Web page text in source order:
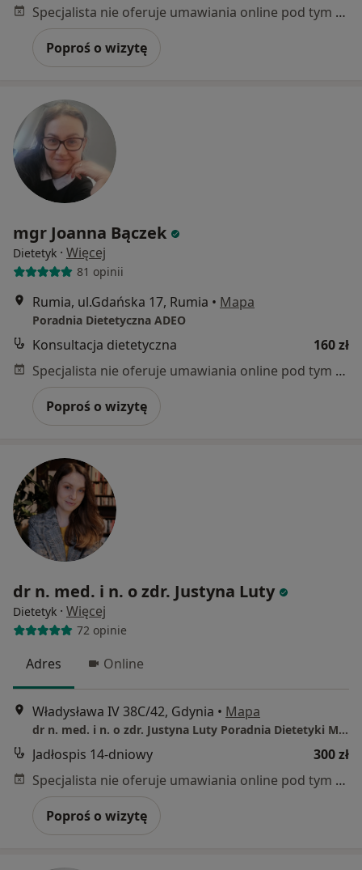
Specjalista nie oferuje umawiania online pod tym adresem.
Poproś o wizytę
mgr Joanna Bączek
Dietetyk · Więcej
81 opinii
Rumia, ul.Gdańska 17, Rumia • Mapa
Poradnia Dietetyczna ADEO
Konsultacja dietetyczna
160 zł
Specjalista nie oferuje umawiania online pod tym adresem.
Poproś o wizytę
dr n. med. i n. o zdr. Justyna Luty
Dietetyk · Więcej
72 opinie
Adres Online
Władysława IV 38C/42, Gdynia • Mapa
dr n. med. i n. o zdr. Justyna Luty Poradnia Dietetyki Medycznej - Gdynia
Jadłospis 14-dniowy
300 zł
Specjalista nie oferuje umawiania online pod tym adresem.
Poproś o wizytę